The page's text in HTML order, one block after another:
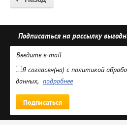
Подписаться на рассылку
Я согласен(на) с политикой
данных, подробнее
Подписаться